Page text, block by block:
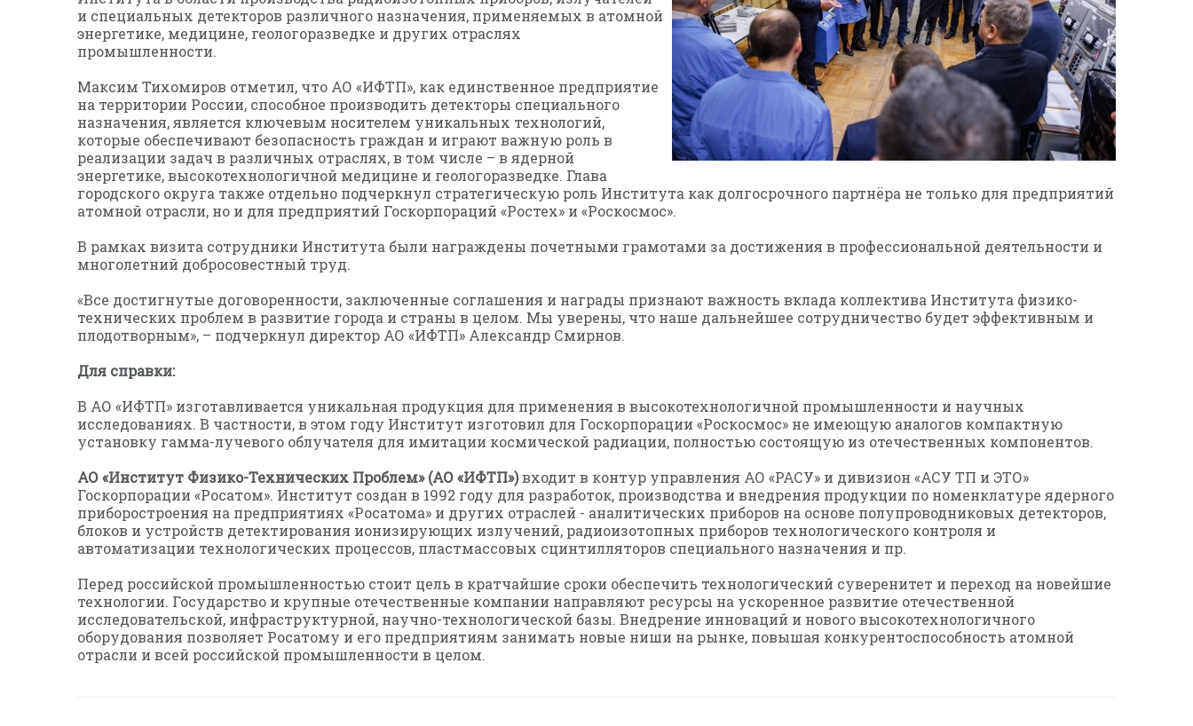
и специальных детекторов различного назначения, применяемых в атомной
энергетике, медицине, геологоразведке и других отраслях
промышленности.
Максим Тихомиров отметил, что АО «ИФТП», как единственное предприятие
на территории России, способное производить детекторы специального
назначения, является ключевым носителем уникальных технологий,
которые обеспечивают безопасность граждан и играют важную роль в
реализации задач в различных отраслях, в том числе – в ядерной
энергетике, высокотехнологичной медицине и геологоразведке. Глава
городского округа также отдельно подчеркнул стратегическую роль Института как долгосрочного партнёра не только для предприятий
атомной отрасли, но и для предприятий Госкорпораций «Ростех» и «Роскосмос».
В рамках визита сотрудники Института были награждены почетными грамотами за достижения в профессиональной деятельности и
многолетний добросовестный труд.
«Все достигнутые договоренности, заключенные соглашения и награды признают важность вклада коллектива Института физико-
технических проблем в развитие города и страны в целом. Мы уверены, что наше дальнейшее сотрудничество будет эффективным и
плодотворным», – подчеркнул директор АО «ИФТП» Александр Смирнов.
Для справки:
В АО «ИФТП» изготавливается уникальная продукция для применения в высокотехнологичной промышленности и научных
исследованиях. В частности, в этом году Институт изготовил для Госкорпорации «Роскосмос» не имеющую аналогов компактную
установку гамма-лучевого облучателя для имитации космической радиации, полностью состоящую из отечественных компонентов.
АО «Институт Физико-Технических Проблем» (АО «ИФТП»)входит в контур управления АО «РАСУ» и дивизион «АСУ ТП и ЭТО»
Госкорпорации «Росатом». Институт создан в 1992 году для разработок, производства и внедрения продукции по номенклатуре ядерного
приборостроения на предприятиях «Росатома» и других отраслей - аналитических приборов на основе полупроводниковых детекторов,
блоков и устройств детектирования ионизирующих излучений, радиоизотопных приборов технологического контроля и
автоматизации технологических процессов, пластмассовых сцинтилляторов специального назначения и пр.
Перед российской промышленностью стоит цель в кратчайшие сроки обеспечить технологический суверенитет и переход на новейшие
технологии. Государство и крупные отечественные компании направляют ресурсы на ускоренное развитие отечественной
исследовательской, инфраструктурной, научно-технологической базы. Внедрение инноваций и нового высокотехнологичного
оборудования позволяет Росатому и его предприятиям занимать новые ниши на рынке, повышая конкурентоспособность атомной
отрасли и всей российской промышленности в целом.